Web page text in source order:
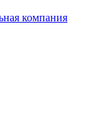
компания